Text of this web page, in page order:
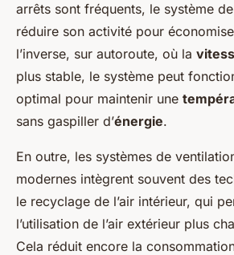
arrêts sont fréquents, le système
réduire son activité pour
l’inverse, sur autoroute, où la
plus stable, le système peut
optimal pour maintenir une
sans gaspiller d’énergie.
En outre, les systèmes de
modernes intègrent souvent des
le recyclage de l’air intérieur, qui
l’utilisation de l’air extérieur plus
Cela réduit encore la